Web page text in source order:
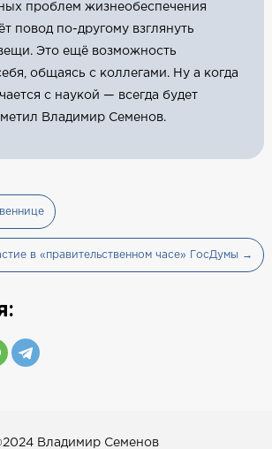
проблем жизнеобеспечения
повод по-другому взглянуть
Это ещё возможность
общаясь с коллегами. Ну а когда
с наукой — всегда будет
Владимир Семенов.
в «правительственном часе» ГосДумы →
Владимир Семенов